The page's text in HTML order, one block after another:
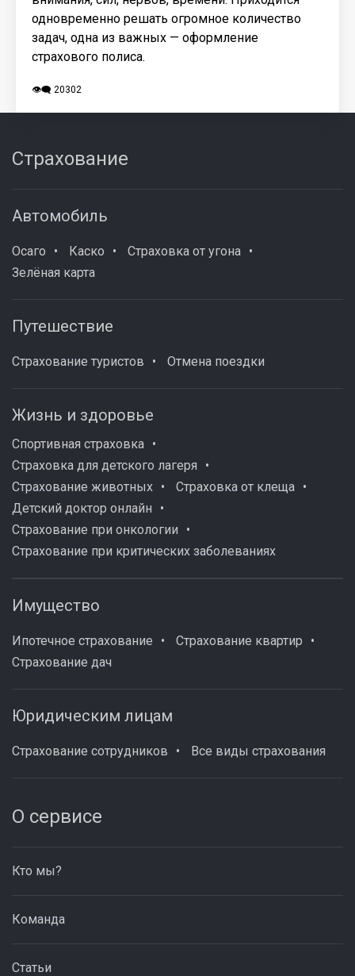
одновременно решать огромное количество
задач, одна из важных — оформление
страхового полиса.
👁️‍🗨️ 20302
Страхование
Автомобиль
Осаго Каско
Страховка от угона
Зелёная карта
Путешествие
Страхование туристов Отмена поездки
Жизнь и здоровье
Спортивная страховка
Страховка для детского лагеря
Страхование животных
Страховка от клеща
Детский доктор онлайн
Страхование при онкологии
Страхование при критических заболеваниях
Имущество
Ипотечное страхование
Страхование квартир
Страхование дач
Юридическим лицам
Страхование сотрудников Все виды страхования
О сервисе
Кто мы?
Команда
Статьи